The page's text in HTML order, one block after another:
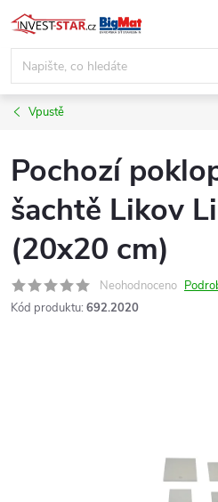
Přejít
na
obsah
Vpustě
Pochozí
šachtě Likov
(20x20 cm)
Neohodnoceno
Kód produktu: 692.2020